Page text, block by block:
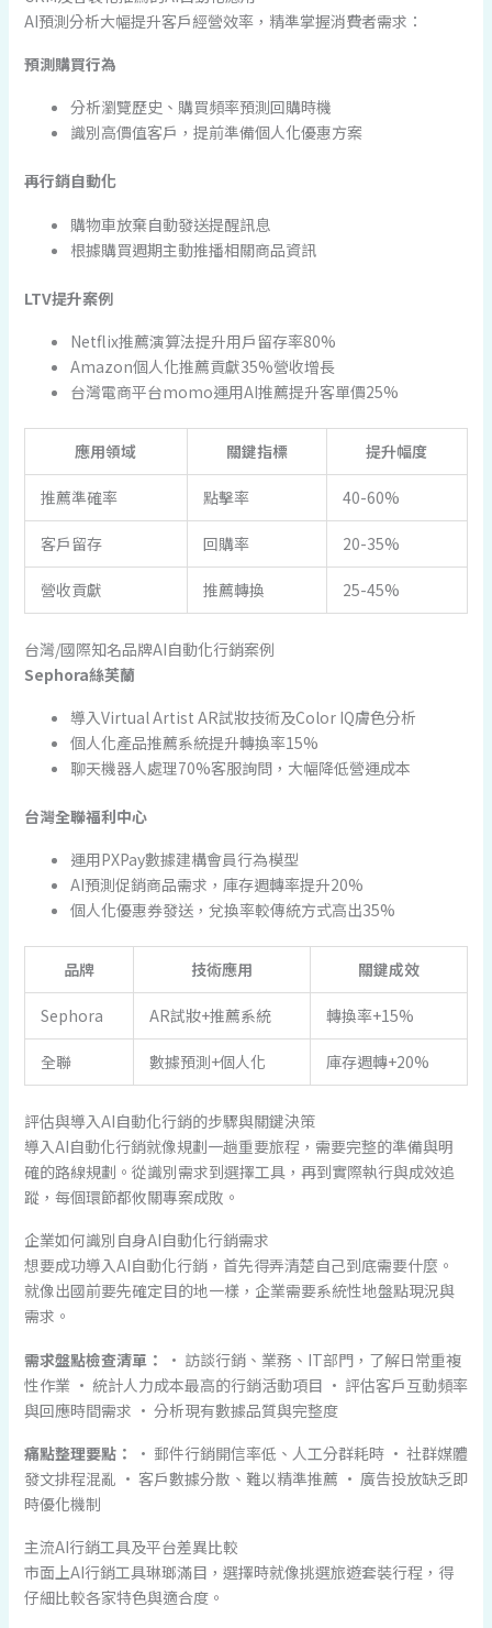
AI預測分析大幅提升客戶經營效率，精準掌握消費者需求：
預測購買行為
分析瀏覽歷史、購買頻率預測回購時機
識別高價值客戶，提前準備個人化優惠方案
再行銷自動化
購物車放棄自動發送提醒訊息
根據購買週期主動推播相關商品資訊
LTV提升案例
Netflix推薦演算法提升用戶留存率80%
Amazon個人化推薦貢獻35%營收增長
台灣電商平台momo運用AI推薦提升客單價25%
應用領域 關鍵指標 提升幅度
推薦準確率 點擊率 40-60%
客戶留存 回購率 20-35%
營收貢獻 推薦轉換 25-45%
台灣/國際知名品牌AI自動化行銷案例
Sephora絲芙蘭
導入Virtual Artist AR試妝技術及Color IQ膚色分析
個人化產品推薦系統提升轉換率15%
聊天機器人處理70%客服詢問，大幅降低營運成本
台灣全聯福利中心
運用PXPay數據建構會員行為模型
AI預測促銷商品需求，庫存週轉率提升20%
個人化優惠券發送，兌換率較傳統方式高出35%
品牌 技術應用 關鍵成效
Sephora AR試妝+推薦系統 轉換率+15%
全聯 數據預測+個人化 庫存週轉+20%
評估與導入AI自動化行銷的步驟與關鍵決策
導入AI自動化行銷就像規劃一趟重要旅程，需要完整的準備與明
確的路線規劃。從識別需求到選擇工具，再到實際執行與成效追
蹤，每個環節都攸關專案成敗。
企業如何識別自身AI自動化行銷需求
想要成功導入AI自動化行銷，首先得弄清楚自己到底需要什麼。
就像出國前要先確定目的地一樣，企業需要系統性地盤點現況與
需求。
需求盤點檢查清單：
• 訪談行銷、業務、IT部門，了解日常重複
性作業 • 統計人力成本最高的行銷活動項目 • 評估客戶互動頻率
與回應時間需求 • 分析現有數據品質與完整度
痛點整理要點：
• 郵件行銷開信率低、人工分群耗時 • 社群媒體
發文排程混亂 • 客戶數據分散、難以精準推薦 • 廣告投放缺乏即
時優化機制
主流AI行銷工具及平台差異比較
市面上AI行銷工具琳瑯滿目，選擇時就像挑選旅遊套裝行程，得
仔細比較各家特色與適合度。